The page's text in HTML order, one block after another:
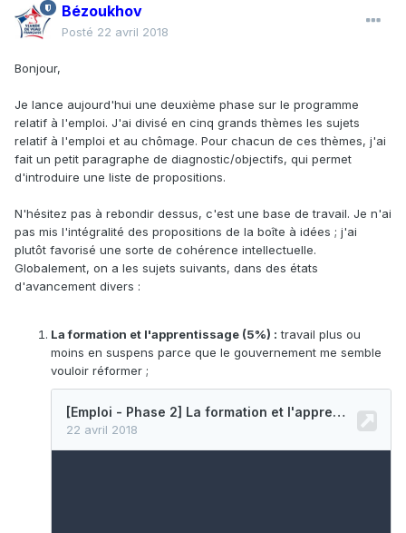
Bézoukhov
Posté 22 avril 2018
Bonjour,
Je lance aujourd'hui une deuxième phase sur le programme
relatif à l'emploi. J'ai divisé en cinq grands thèmes les sujets
relatif à l'emploi et au chômage. Pour chacun de ces thèmes, j'ai
fait un petit paragraphe de diagnostic/objectifs, qui permet
d'introduire une liste de propositions.
N'hésitez pas à rebondir dessus, c'est une base de travail. Je n'ai
pas mis l'intégralité des propositions de la boîte à idées ; j'ai
plutôt favorisé une sorte de cohérence intellectuelle.
Globalement, on a les sujets suivants, dans des états
d'avancement divers :
La formation et l'apprentissage (5%) : travail plus ou
moins en suspens parce que le gouvernement me semble
vouloir réformer ;